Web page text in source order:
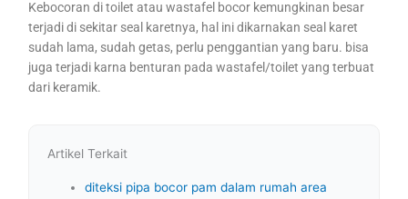
Kebocoran di toilet atau wastafel bocor kemungkinan besar
terjadi di sekitar seal karetnya, hal ini dikarnakan seal karet
sudah lama, sudah getas, perlu penggantian yang baru. bisa
juga terjadi karna benturan pada wastafel/toilet yang terbuat
dari keramik.
Artikel Terkait
diteksi pipa bocor pam dalam rumah area